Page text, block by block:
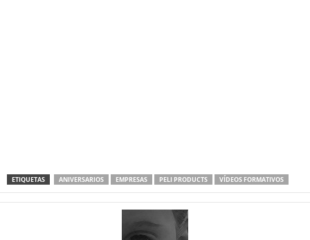
ETIQUETAS ANIVERSARIOS EMPRESAS PELI PRODUCTS VÍDEOS FORMATIVOS